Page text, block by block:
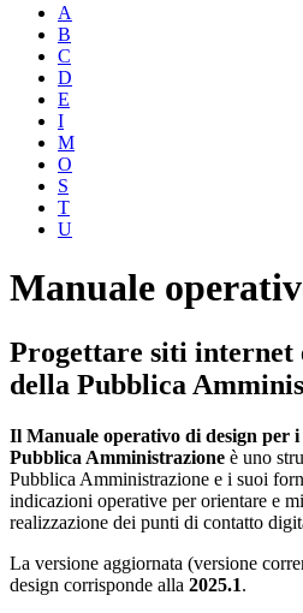
A
B
C
D
E
I
M
O
S
T
U
Manuale
Progettare siti internet
della Pubblica
Il Manuale operativo di design per
Pubblica Amministrazione è uno
Pubblica Amministrazione e i suoi
indicazioni operative per orientare e
realizzazione dei punti di contatto
La versione aggiornata (versione
design corrisponde alla 2025.1.